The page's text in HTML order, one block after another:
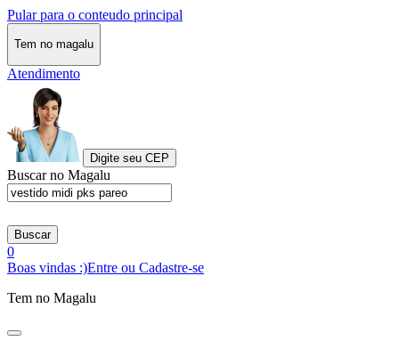
Pular para o conteudo principal
Tem no magalu
Atendimento
Digite seu CEP
Buscar no Magalu
Buscar
0
Boas vindas :)Entre ou Cadastre-se
Tem no Magalu